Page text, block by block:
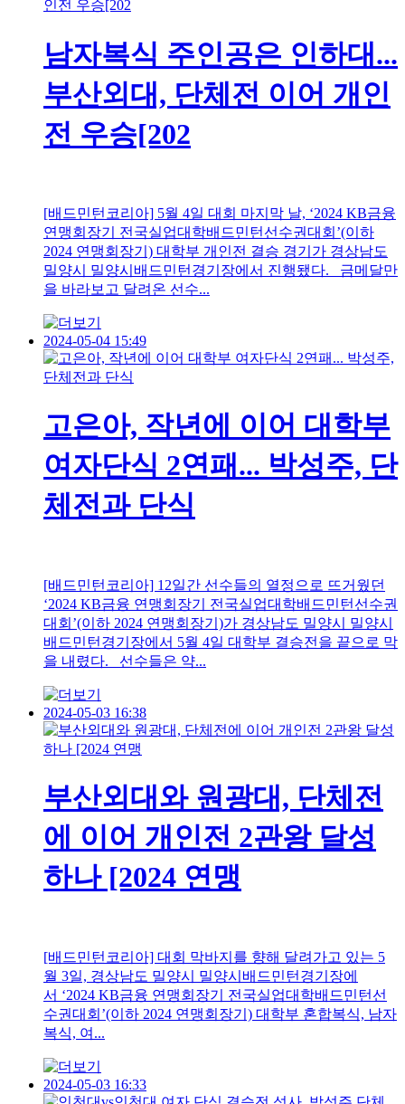
남자복식 주인공은 인하대...
부산외대, 단체전 이어 개인
전 우승[202
[배드민턴코리아] 5월 4일 대회 마지막 날, ‘2024 KB금융
연맹회장기 전국실업대학배드민턴선수권대회’(이하
2024 연맹회장기) 대학부 개인전 결승 경기가 경상남도
밀양시 밀양시배드민턴경기장에서 진행됐다. 금메달만
을 바라보고 달려온 선수...
2024-05-04 15:49
고은아, 작년에 이어 대학부
여자단식 2연패... 박성주, 단
체전과 단식
[배드민턴코리아] 12일간 선수들의 열정으로 뜨거웠던
‘2024 KB금융 연맹회장기 전국실업대학배드민턴선수권
대회’(이하 2024 연맹회장기)가 경상남도 밀양시 밀양시
배드민턴경기장에서 5월 4일 대학부 결승전을 끝으로 막
을 내렸다. 선수들은 약...
2024-05-03 16:38
부산외대와 원광대, 단체전
에 이어 개인전 2관왕 달성
하나 [2024 연맹
[배드민턴코리아] 대회 막바지를 향해 달려가고 있는 5
월 3일, 경상남도 밀양시 밀양시배드민턴경기장에
서 ‘2024 KB금융 연맹회장기 전국실업대학배드민턴선
수권대회’(이하 2024 연맹회장기) 대학부 혼합복식, 남자
복식, 여...
2024-05-03 16:33